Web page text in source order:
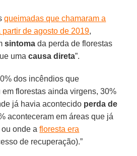
queimadas que chamaram a
de agosto de 2019,
sintoma da perda de florestas
umacausa direta”.
dos incêndios que
florestas ainda virgens, 30%
já havia acontecido perda de
aconteceram em áreas que já
ou onde afloresta era
de recuperação).”